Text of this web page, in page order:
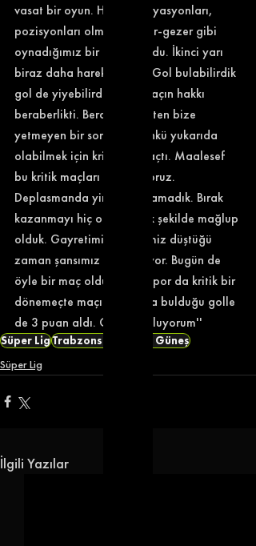
vasat bir oyun. Hücum varyasyonları,
pozisyonları olmayan uyur-gezer gibi
oynadığımız bir ilk yarı oldu. İkinci yarı
biraz daha hareketliydik. Gol bulabilirdik
gol de yiyebilirdik ama maçın hakkı
beraberlikti. Beraberlik zaten bize
yetmeyen bir sonuçtu. Çünkü yukarıda
olabilmek için kritik bir maçtı. Maalesef
bu kritik maçları geçemiyoruz.
Deplasmanda yine kazanamadık. Bırak
kazanmayı hiç olmayacak şekilde mağlup
olduk. Gayretimiz, niyetimiz düştüğü
zaman şansımız da azalıyor. Bugün de
öyle bir maç oldu. Konyaspor da kritik bir
dönemeçte maçın sonunda bulduğu golle
de 3 puan aldı. Onları kutluyorum''
Süper LigTrabzonspor
Şenol Güneş
Süper Lig
İlgili Yazılar